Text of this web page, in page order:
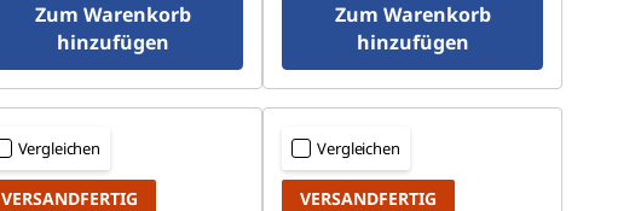
Zum Warenkorb
hinzufügen
Zum Warenkorb
hinzufügen
Vergleichen
VERSANDFERTIG
Vergleichen
VERSANDFERTIG